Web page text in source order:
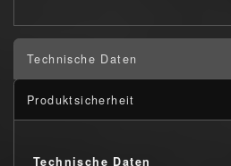
Technische Daten
Produktsicherheit
Technische Daten